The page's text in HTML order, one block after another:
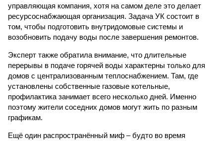
управляющая компания, хотя на самом деле это делает
ресурсоснабжающая организация. Задача УК состоит в
том, чтобы подготовить внутридомовые системы и
возобновить подачу воды после завершения ремонтов.
Эксперт также обратила внимание, что длительные
перерывы в подаче горячей воды характерны только для
домов с централизованным теплоснабжением. Там, где
установлены собственные газовые котельные,
профилактика занимает всего несколько дней. Именно
поэтому жители соседних домов могут жить по разным
графикам.
Ещё один распространённый миф – будто во время